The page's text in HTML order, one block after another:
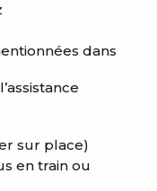
dans
sur place)
en train ou